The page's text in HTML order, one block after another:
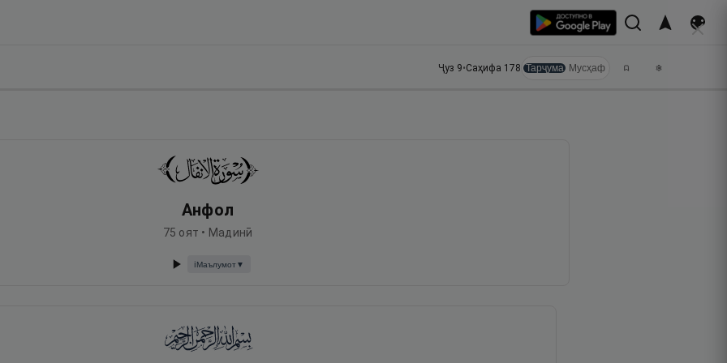
Ҷуз 9•Саҳифа 178 Тарҷума Мусҳаф
Анфол
75 оят • Мадинӣ
ℹ️Маълумот▼